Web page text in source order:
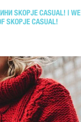
SKOPJE CASUAL! | WE
SKOPJE CASUAL!